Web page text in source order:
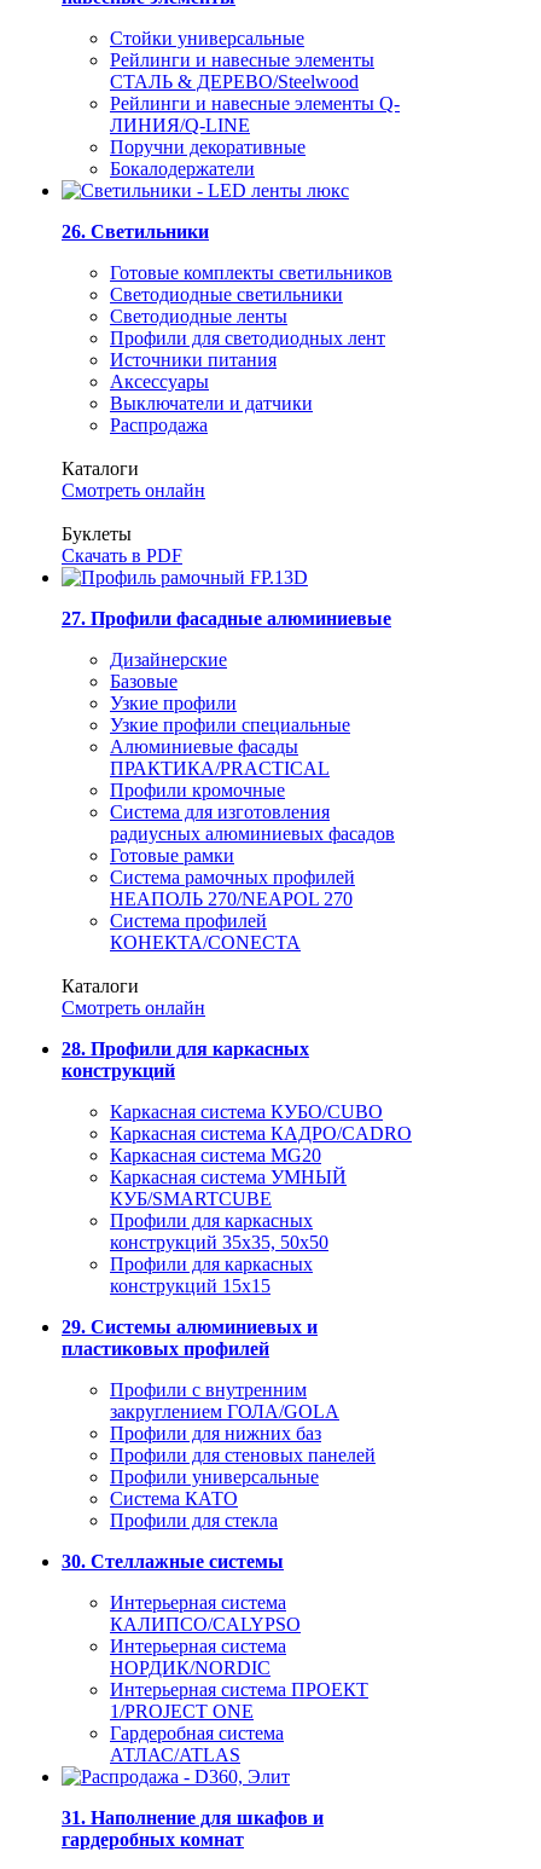
Стойки универсальные
Рейлинги и навесные элементы
СТАЛЬ & ДЕРЕВО/Steelwood
Рейлинги и навесные элементы Q-
ЛИНИЯ/Q-LINE
Поручни декоративные
Бокалодержатели
26. Светильники
Готовые комплекты светильников
Светодиодные светильники
Светодиодные ленты
Профили для светодиодных лент
Источники питания
Аксессуары
Выключатели и датчики
Распродажа
Каталоги
Смотреть онлайн
Буклеты
Скачать в PDF
27. Профили фасадные алюминиевые
Дизайнерские
Базовые
Узкие профили
Узкие профили специальные
Алюминиевые фасады
ПРАКТИКА/PRACTICAL
Профили кромочные
Система для изготовления
радиусных алюминиевых фасадов
Готовые рамки
Система рамочных профилей
НЕАПОЛЬ 270/NEAPOL 270
Система профилей
КОНЕКТА/CONECTA
Каталоги
Смотреть онлайн
28. Профили для каркасных
конструкций
Каркасная система КУБО/CUBO
Каркасная система КАДРО/CADRO
Каркасная система MG20
Каркасная система УМНЫЙ
КУБ/SMARTCUBE
Профили для каркасных
конструкций 35x35, 50x50
Профили для каркасных
конструкций 15х15
29. Системы алюминиевых и
пластиковых профилей
Профили с внутренним
закруглением ГОЛА/GOLA
Профили для нижних баз
Профили для стеновых панелей
Профили универсальные
Система КАТО
Профили для стекла
30. Стеллажные системы
Интерьерная система
КАЛИПСО/CALYPSO
Интерьерная система
НОРДИК/NORDIC
Интерьерная система ПРОЕКТ
1/PROJECT ONE
Гардеробная система
АТЛАС/ATLAS
31. Наполнение для шкафов и
гардеробных комнат